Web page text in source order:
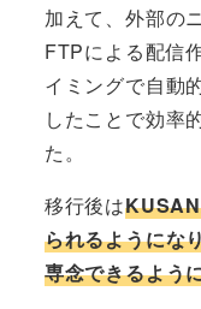
加えて、外部の
FTPによる配信
イミングで自動
したことで効率
た。
移行後は
られるようにな
専念できるよう